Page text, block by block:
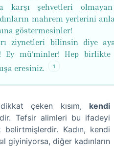
karşı şehvetleri
mahrem yerlerini
göstermesinler!
ziynetleri bilinsin diye
Ey mü'minler! Hep birlikte
eresiniz.
1
çeken kısım, kendi
Tefsir alimleri bu ifadeyi
belirtmişlerdir. Kadın, kendi
giyiniyorsa, diğer kadınların